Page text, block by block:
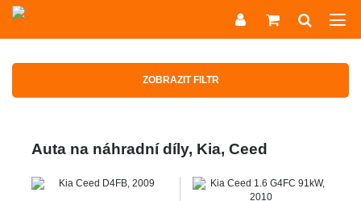
ZOBRAZIT FILTR
Auta na náhradní díly, Kia, Ceed